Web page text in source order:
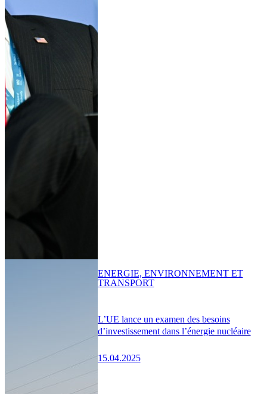
L’UE lance un examen des besoins
d’investissement dans l’énergie nucléaire
15.04.2025
ENERGIE, ENVIRONNEMENT ET
TRANSPORT